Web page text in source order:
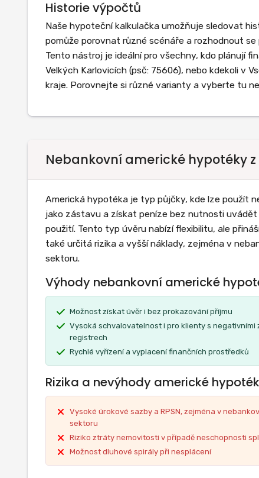
Historie výpočtů
Naše hypoteční kalkulačka umožňuje sledovat
pomůže porovnat různé scénáře a rozhodnout
Tento nástroj je ideální pro všechny, kdo plánují
Velkých Karlovicích (psč: 75606), nebo kdekoli v
kraje. Porovnejte si různé varianty a vyberte tu
Nebankovní americké hypotéky
Americká hypotéka je typ půjčky, kde lze použít
jako zástavu a získat peníze bez nutnosti
použití. Tento typ úvěru nabízí flexibilitu, ale
také určitá rizika a vyšší náklady, zejména v
sektoru.
Výhody nebankovní americké
Možnost získat úvěr i bez prokazování příjmu
Vysoká schvalovatelnost i pro klienty s negativními
registrech
Rychlé vyřízení a vyplacení finančních prostředků
Rizika a nevýhody americké
Vysoké úrokové sazby a RPSN, zejména v
sektoru
Riziko ztráty nemovitosti v případě neschopnosti
Možnost dluhové spirály při nesplácení